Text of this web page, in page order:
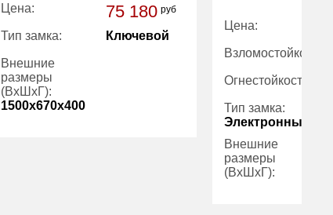
Цена: 75 180 руб
Тип замка: Ключевой
Внешние
размеры
(ВхШхГ):
1500x670x400
Цена:
Взломостойкость:
Огнестойкость:
Тип замка:
Электронный
Внешние
размеры
(ВхШхГ):